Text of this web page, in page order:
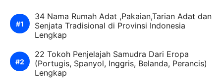
34 Nama Rumah Adat ,Pakaian,Tarian Adat dan
Senjata Tradisional di Provinsi Indonesia
Lengkap
22 Tokoh Penjelajah Samudra Dari Eropa
(Portugis, Spanyol, Inggris, Belanda, Perancis)
Lengkap